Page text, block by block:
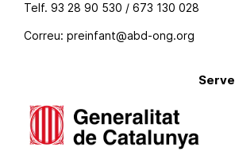
Telf. 93 28 90 530 / 673 130 028
Correu: preinfant@abd-ong.org